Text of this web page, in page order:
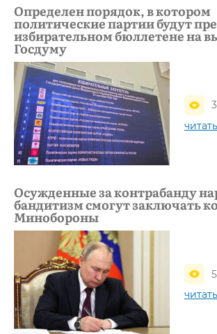
Определен порядок, в котором
политические партии будут
избирательном бюллетене на
Госдуму
Осужденные за контрабанду
бандитизм смогут заключать
Минобороны